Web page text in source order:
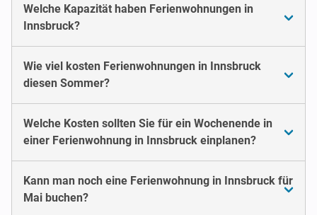
Welche Kapazität haben Ferienwohnungen in
Innsbruck?
Wie viel kosten Ferienwohnungen in Innsbruck
diesen Sommer?
Welche Kosten sollten Sie für ein Wochenende in
einer Ferienwohnung in Innsbruck einplanen?
Kann man noch eine Ferienwohnung in Innsbruck für
Mai buchen?